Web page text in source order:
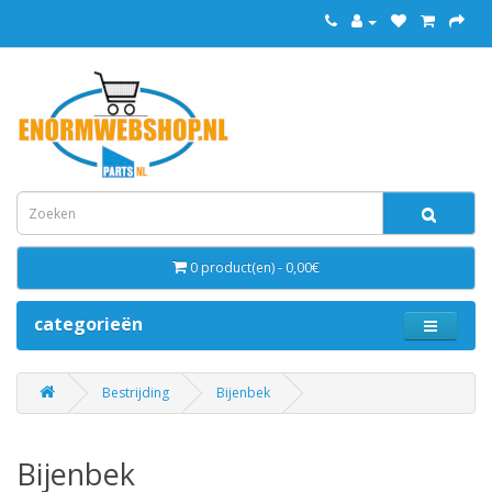
0 product(en) - 0,00€
categorieën
Bestrijding Bijenbek
Bijenbek